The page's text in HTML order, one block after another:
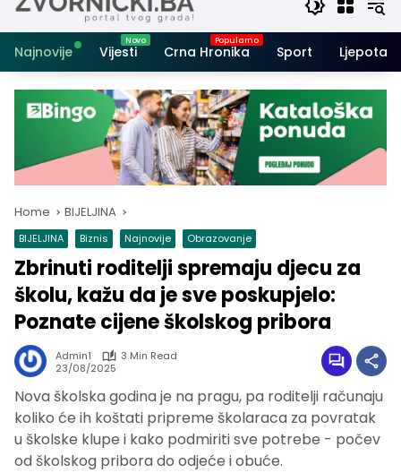
Najnovije Vijesti Crna Hronika Sport Ljepota i
Home BIJELJINA
BIJELJINA Biznis Najnovije Obrazovanje
Zbrinuti roditelji spremaju djecu za
školu, kažu da je sve poskupjelo:
Poznate cijene školskog pribora
Admin1
3 Min Read
23/08/2025
Nova školska godina je na pragu, pa roditelji računaju
koliko će ih koštati pripreme školaraca za povratak
u školske klupe i kako podmiriti sve potrebe - počev
od školskog pribora do odjeće i obuće.